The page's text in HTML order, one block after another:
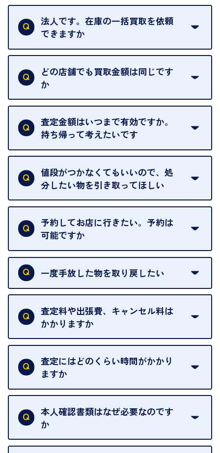
はい。1点でもお伺いします。
法人です。在庫の一括買取を依頼
できますか
はい。喜んで承ります。出張買取をご利用くださ
い。
ご指定の場所にお伺いします。
どの店舗でも買取金額は同じです
か
はい。全店舗一律です。
ただし、中古市場は日々変動するため、査定した日
によって査定額が変わることはございます。
査定金額はいつまで有効ですか。
持ち帰って考えたいです
査定額は当日限り有効です。
中古市場が日々変動するため、翌日には査定額が変
わることがございます。
値段がつかなくてもいいので、処
分したい物を引き取ってほしい
再販不可能な物は、場合によってはお断りすること
がございます。ご了承ください。
予約してお店に行きたい。予約は
可能ですか
申し訳ありませんが、現在はご来店の予約は承って
おりません。
を整えておりますので、お好きな時にお越しくださ
い。
お急ぎの場合はスタッフに一言お声がけください。
可能な限り、迅速に対応させていただきます。
一度手放した物を取り戻したい
当店は質店ではありませんので、買い取ったお品物
は基本的に販売へと回されます。買い戻しはできま
せんので、ご了承ください。
グオフが可能です。
契約破棄という形で、お品物をお戻しすることがで
きます。
売却当日を含む8日間のうちに、お気軽にお申し出
出張買取のお品物は、8日間保管しております。
査定料や出張費、キャンセル料は
かかりますか
一切いただいておりません。査定金額にご納得いた
だけない場合は、その場でお断りいただいても問題
ございません。お気軽にご相談ください。
査定にはどのくらい時間がかかり
ますか
お品物の内容や点数によって異なりますが、店頭買
取の場合は1点あたり数分程度が目安です。大量の
お品物の場合は、お時間をいただくことがございま
本人確認書類はなぜ必要なのです
か
買取店は古物営業法により、お客様のご本人確認を